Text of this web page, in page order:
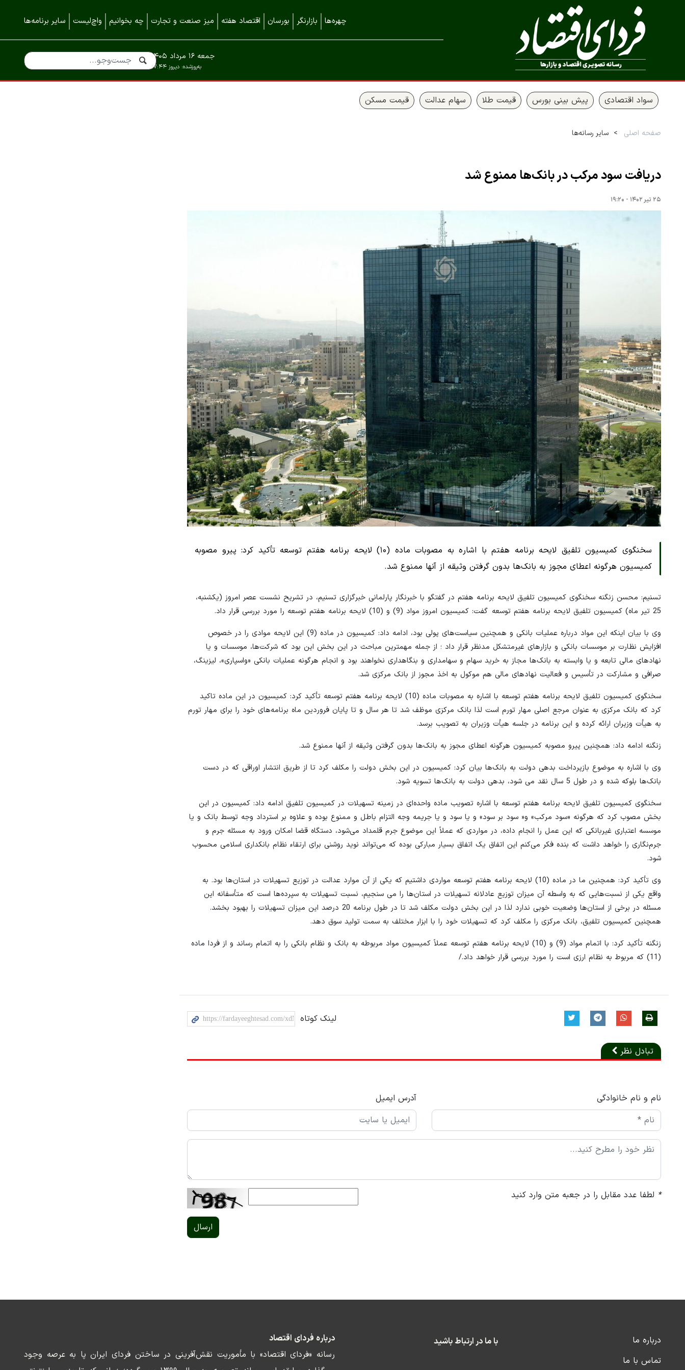
چهره‌ها بازارنگر بورسان اقتصاد هفته میز صنعت و تجارت چه بخوانیم واچ‌لیست سایر برنامه‌ها
به‌روزشده: دیروز ۱۷:۴۴
جمعه ۱۶ مرداد ۱۴۰۵
سواد اقتصادی پیش بینی بورس قیمت طلا سهام عدالت قیمت مسکن
صفحه اصلی سایر رسانه‌ها
دریافت سود مرکب در بانک‌ها ممنوع شد
۲۵ تیر ۱۴۰۲ - ۱۹:۲۰
سخنگوی کمیسیون تلفیق لایحه برنامه هفتم با اشاره به مصوبات ماده (۱۰) لایحه برنامه هفتم توسعه تأکید کرد: پیرو مصوبه
کمیسیون هرگونه اعطای مجوز به بانک‌ها بدون گرفتن وثیقه از آنها ممنوع شد.
تسنیم: محسن زنگنه سخنگوی کمیسیون تلفیق لایحه برنامه هفتم در گفتگو با خبرنگار پارلمانی خبرگزاری تسنیم، در تشریح نشست عصر امروز (یکشنبه،
25 تیر ماه) کمیسیون تلفیق لایحه برنامه هفتم توسعه گفت: کمیسیون امروز مواد (9) و (10) لایحه برنامه هفتم توسعه را مورد بررسی قرار داد.
وی با بیان اینکه این مواد درباره عملیات بانکی و همچنین سیاست‌های پولی بود، ادامه داد: کمیسیون در ماده (9) این لایحه موادی را در خصوص
افزایش نظارت بر موسسات بانکی و بازارهای غیرمتشکل مدنظر قرار داد ؛ از جمله مهمترین مباحث در این بخش این بود که شرکت‌ها، موسسات و یا
نهادهای مالی تابعه و یا وابسته به بانک‌ها مجاز به خرید سهام و سهامداری و بنگاهداری نخواهند بود و انجام هرگونه عملیات بانکی «واسپاری»، لیزینگ،
صرافی و مشارکت در تأسیس و فعالیت نهادهای مالی هم موکول به اخذ مجوز از بانک مرکزی شد.
سخنگوی کمیسیون تلفیق لایحه برنامه هفتم توسعه با اشاره به مصوبات ماده (10) لایحه برنامه هفتم توسعه تأکید کرد: کمیسیون در این ماده تاکید
کرد که بانک مرکزی به عنوان مرجع اصلی مهار تورم است لذا بانک مرکزی موظف شد تا هر سال و تا پایان فروردین ماه برنامه‌های خود را برای مهار تورم
به هیأت وزیران ارائه کرده و این برنامه در جلسه هیأت وزیران به تصویب برسد.
زنگنه ادامه داد: همچنین پیرو مصوبه کمیسیون هرگونه اعطای مجوز به بانک‌ها بدون گرفتن وثیقه از آنها ممنوع شد.
وی با اشاره به موضوع بازپرداخت بدهی دولت به بانک‌ها بیان کرد: کمیسیون در این بخش دولت را مکلف کرد تا از طریق انتشار اوراقی که در دست
بانک‌ها بلوکه شده و در طول 5 سال نقد می شود، بدهی دولت به بانک‌ها تسویه شود.
سخنگوی کمیسیون تلفیق لایحه برنامه هفتم توسعه با اشاره تصویب ماده واحده‌ای در زمینه تسهیلات در کمیسیون تلفیق ادامه داد: کمیسیون در این
بخش مصوب کرد که هرگونه «سود مرکب» و« سود بر سود» و یا سود و یا جریمه وجه التزام باطل و ممنوع بوده و علاوه بر استرداد وجه توسط بانک و یا
موسسه اعتباری غیربانکی که این عمل را انجام داده، در مواردی که عملاً این موضوع جرم قلمداد می‌شود، دستگاه قضا امکان ورود به مسئله جرم و
جرم‌نگاری را خواهد داشت که بنده فکر می‌کنم این اتفاق یک اتفاق بسیار مبارکی بوده که می‌تواند نوید روشنی برای ارتقاء نظام بانکداری اسلامی محسوب
شود.
وی تأکید کرد: همچنین ما در ماده (10) لایحه برنامه هفتم توسعه مواردی داشتیم که یکی از آن موارد عدالت در توزیع تسهیلات در استان‌ها بود. به
واقع یکی از نسبت‌هایی که به واسطه آن میزان توزیع عادلانه تسهیلات در استان‌ها را می سنجیم، نسبت تسهیلات به سپرده‌ها است که متأسفانه این
مسئله در برخی از استان‌ها وضعیت خوبی ندارد لذا در این بخش دولت مکلف شد تا در طول برنامه 20 درصد این میزان تسهیلات را بهبود بخشد.
همچنین کمیسیون تلفیق، بانک مرکزی را مکلف کرد که تسهیلات خود را با ابزار مختلف به سمت تولید سوق دهد.
زنگنه تأکید کرد: با اتمام مواد (9) و (10) لایحه برنامه هفتم توسعه عملاً کمیسیون مواد مربوطه به بانک و نظام بانکی را به اتمام رساند و از فردا ماده
(11) که مربوط به نظام ارزی است را مورد بررسی قرار خواهد داد./
لینک کوتاه
تبادل نظر
نام و نام خانوادگی آدرس ایمیل
* لطفا عدد مقابل را در جعبه متن وارد کنید
ارسال
درباره ما
تماس با ما
با ما در ارتباط باشید
درباره فردای اقتصاد
رسانه «فردای اقتصاد» با مأموریت نقش‌آفرینی در ساختن فردای ایران پا به عرصه وجود